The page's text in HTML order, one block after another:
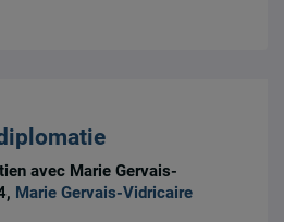
avec Marie Gervais-
Marie Gervais-Vidricaire